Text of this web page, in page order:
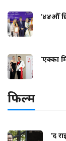
‘४४औँ
‘एक्का
फिल्म
‘द